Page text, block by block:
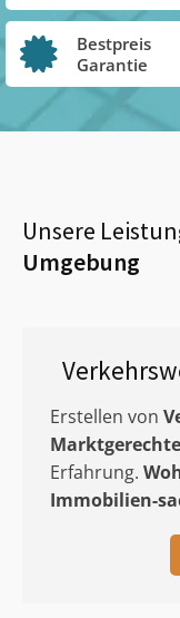
Bestpreis
Garantie
Unsere
Umgebung
Erstellen von
Marktgerechte
Erfahrung.
Immobilien-